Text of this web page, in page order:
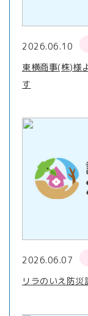
2026.06.10
東横商事(株)様
す
2026.06.07
リラのいえ防災